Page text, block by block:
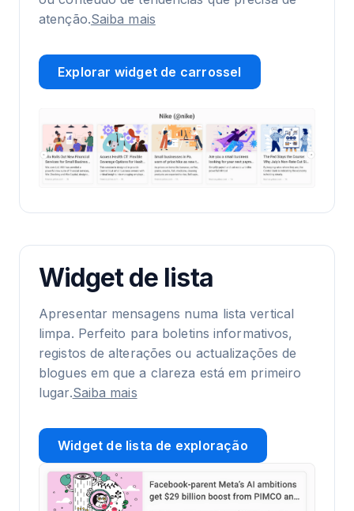
atenção.Saiba mais
Explorar widget de carrossel
Widget de lista
Apresentar mensagens numa lista vertical
limpa. Perfeito para boletins informativos,
registos de alterações ou actualizações de
blogues em que a clareza está em primeiro
lugar.Saiba mais
Widget de lista de exploração